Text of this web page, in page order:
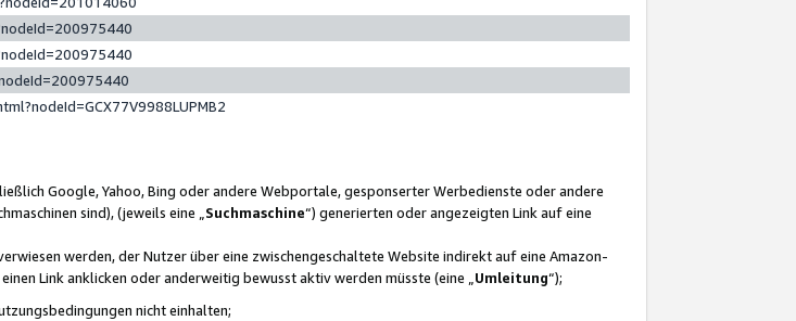
Google, Yahoo, Bing oder andere Webportale, gesponserter Werbedienste oder andere
sind), (jeweils eine „ Suchmaschine“) generierten oder angezeigten Link auf eine
werden, der Nutzer über eine zwischengeschaltete Website indirekt auf eine Amazon-
Link anklicken oder anderweitig bewusst aktiv werden müsste (eine „ Umleitung“);
nicht einhalten;